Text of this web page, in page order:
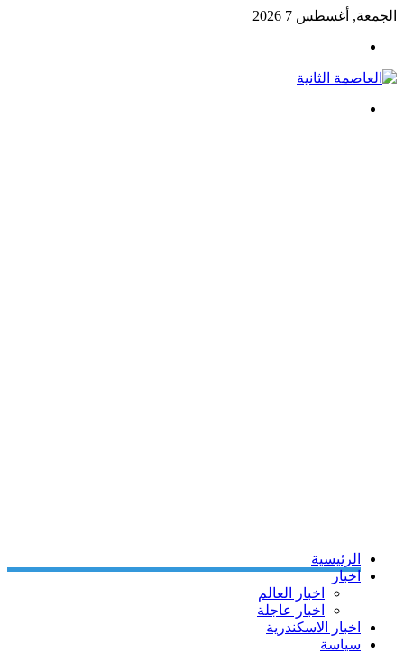
الجمعة, أغسطس 7 2026
الرئيسية
اخبار
اخبار العالم
اخبار عاجلة
اخبار الاسكندرية
سياسة